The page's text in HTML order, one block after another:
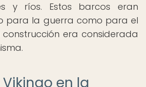
y ríos. Estos barcos eran
para la guerra como para el
construcción era considerada
Vikingo en la